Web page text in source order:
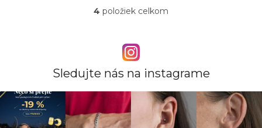
O
á
d
a
i
e
p
4 položiek celkom
Sledujte nás na instagrame